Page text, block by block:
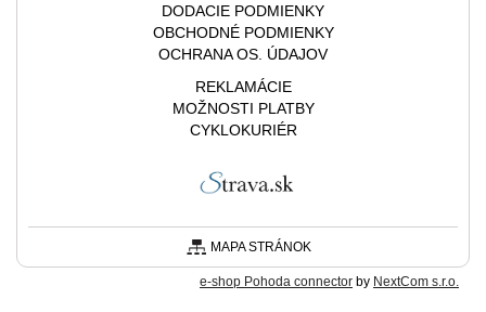
DODACIE PODMIENKY
OBCHODNÉ PODMIENKY
OCHRANA OS. ÚDAJOV
REKLAMÁCIE
MOŽNOSTI PLATBY
CYKLOKURIÉR
MAPA STRÁNOK
e-shop Pohoda connector by NextCom s.r.o.